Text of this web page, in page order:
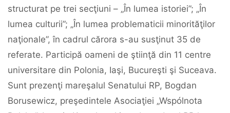
structurat pe trei secţiuni – „În lumea istoriei”; „În
lumea culturii”; „În lumea problematicii minorităţilor
naţionale”, în cadrul cărora s-au susţinut 35 de
referate. Participă oameni de ştiinţă din 11 centre
universitare din Polonia, Iaşi, Bucureşti şi Suceava.
Sunt prezenţi mareşalul Senatului RP, Bogdan
Borusewicz, preşedintele Asociaţiei „Wspólnota